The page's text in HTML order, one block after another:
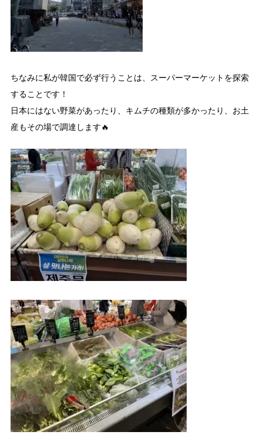
ちなみに私が韓国で必ず行うことは、スーパーマーケットを探索
することです！
日本にはない野菜があったり、キムチの種類が多かったり、お土
産もその場で調達します🔥